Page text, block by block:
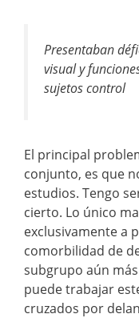
Presentaban
visual y
sujetos control
El principal
conjunto, es que
estudios. Tengo
cierto. Lo único
exclusivamente a
comorbilidad de
subgrupo aún
puede trabajar
cruzados por